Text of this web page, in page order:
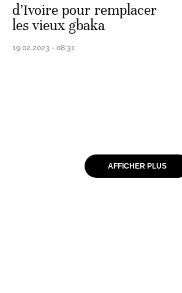
d’Ivoire pour remplacer
les vieux gbaka
19.02.2023 - 08:31
AFFICHER PLUS